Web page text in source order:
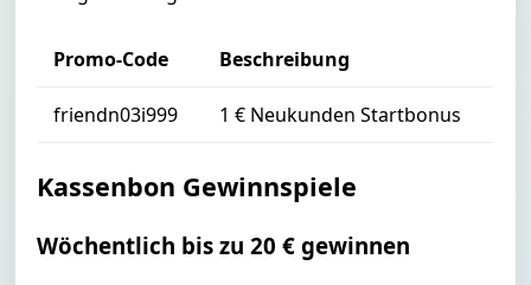
Promo-Code Beschreibung
friendn03i999 1 € Neukunden Startbonus
Kassenbon Gewinnspiele
Wöchentlich bis zu 20 € gewinnen